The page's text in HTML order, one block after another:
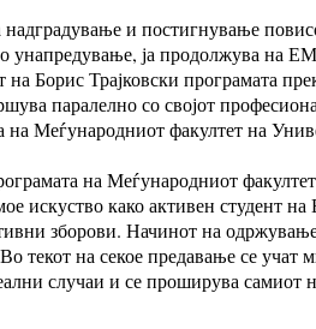
и постигнување
унапредување, ја продолжува на
Борис Трајковски програмата
паралелно со својот
на Меѓународниот факултет на
на Меѓународниот
искуство како активен студент
зборови. Начинот на
текот на секое предавање се учат
случаи и се проширува самиот